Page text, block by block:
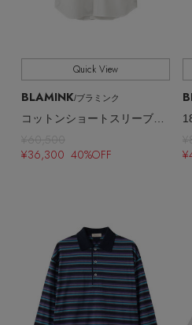
Quick View
BLAMINK/ブラミンク
コットンショートスリーブシャツ
¥60,500
¥36,300 40%OFF